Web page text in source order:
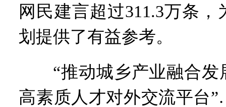
网民建言超过311.3万条，
划提供了有益参考。
“推动城乡产业融合发
高素质人才对外交流平台